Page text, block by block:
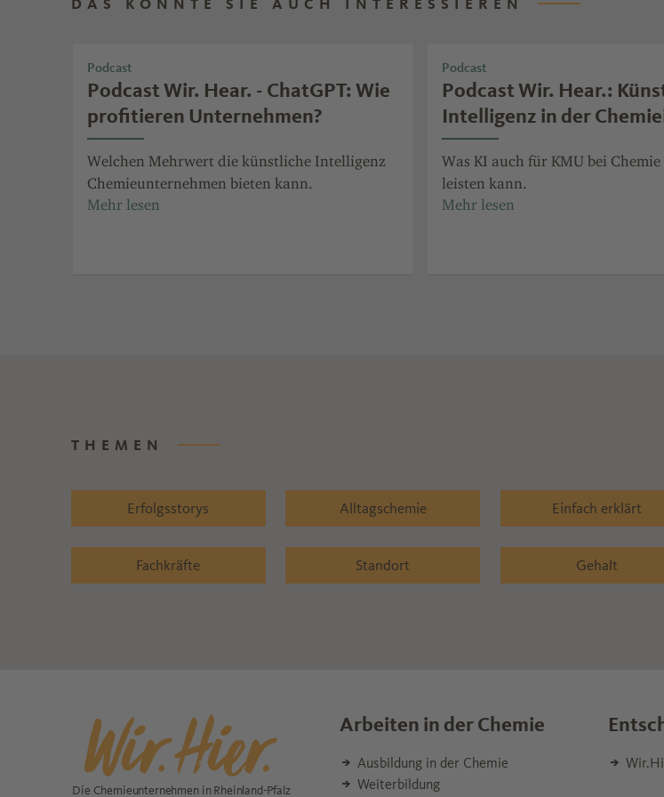
DAS KÖNNTE SIE AUCH INTERESSIEREN
Podcast
Podcast Wir. Hear. - ChatGPT: Wie
profitieren Unternehmen?
Welchen Mehrwert die künstliche Intelligenz
Chemieunternehmen bieten kann.
Podcast
Podcast Wir. Hear.:
Intelligenz in der
Was KI auch für KMU bei
leisten kann.
THEMEN
Erfolgsstorys Alltagschemie Einfach erklärt
Fachkräfte Standort Gehalt
Die Chemieunternehmen in Rheinland-Pfalz
Arbeiten in der Chemie
Ausbildung in der Chemie
Weiterbildung